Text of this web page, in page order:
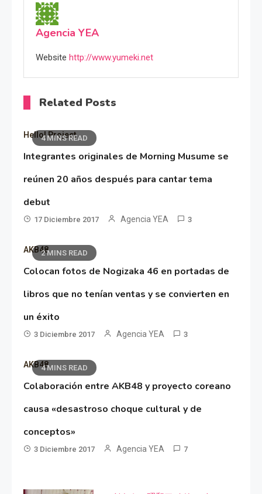
Agencia YEA
Website http://www.yumeki.net
Related Posts
4 MINS READ
Hello! Project
Integrantes originales de Morning Musume se
reúnen 20 años después para cantar tema
debut
17 Diciembre 2017 Agencia YEA 3
2 MINS READ
AKB48
Colocan fotos de Nogizaka 46 en portadas de
libros que no tenían ventas y se convierten en
un éxito
3 Diciembre 2017 Agencia YEA 3
4 MINS READ
AKB48
Colaboración entre AKB48 y proyecto coreano
causa «desastroso choque cultural y de
conceptos»
3 Diciembre 2017 Agencia YEA 7